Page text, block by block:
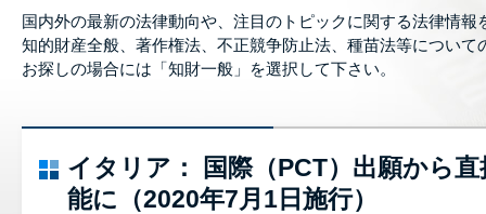
国内外の最新の法律動向や、注目のトピックに関する法律情報
知的財産全般、著作権法、不正競争防止法、種苗法等について
お探しの場合には「知財一般」を選択して下さい。
イタリア： 国際（PCT）出願から
能に（2020年7月1日施行）